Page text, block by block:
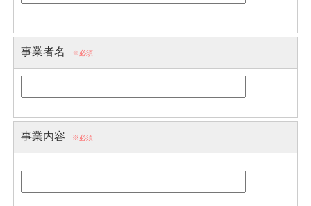
事業者名 ※必須
事業内容 ※必須